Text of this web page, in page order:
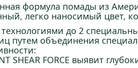
формула помады из
легко наносимый цвет,
до 2
путем объединения
SHEAR FORCE выявит